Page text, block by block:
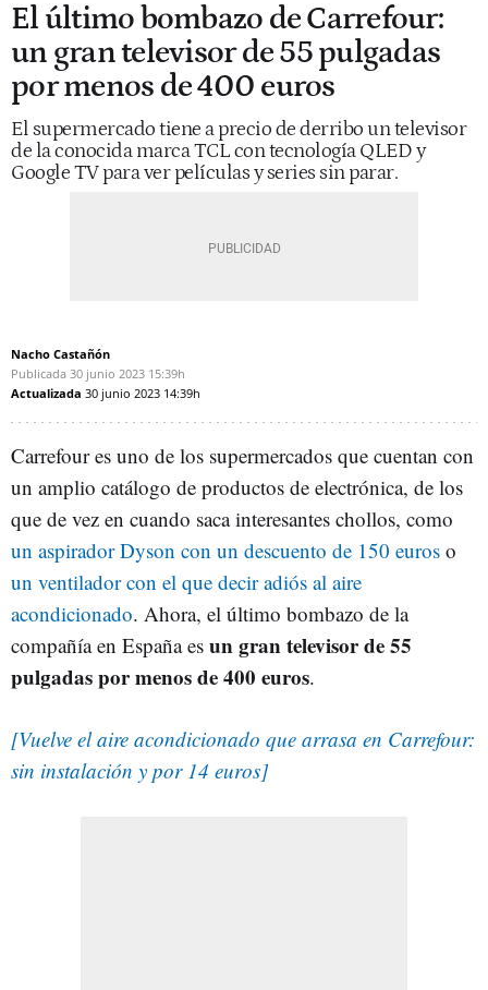
El último bombazo de Carrefour:
un gran televisor de 55 pulgadas
por menos de 400 euros
El supermercado tiene a precio de derribo un televisor
de la conocida marca TCL con tecnología QLED y
Google TV para ver películas y series sin parar.
Nacho Castañón
Publicada 30 junio 2023 15:39h
Actualizada 30 junio 2023 14:39h
Carrefour es uno de los supermercados que cuentan con
un amplio catálogo de productos de electrónica, de los
que de vez en cuando saca interesantes chollos, como
un aspirador Dyson con un descuento de 150 euros o
un ventilador con el que decir adiós al aire
acondicionado. Ahora, el último bombazo de la
compañía en España es un gran televisor de 55
pulgadas por menos de 400 euros.
[Vuelve el aire acondicionado que arrasa en Carrefour:
sin instalación y por 14 euros]